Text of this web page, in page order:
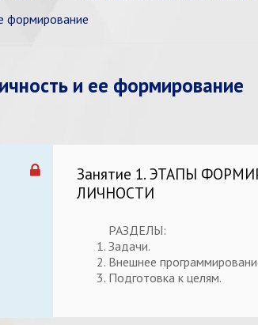
формирование
и ее формирование
Занятие 1. ЭТАПЫ
ЛИЧНОСТИ
РАЗДЕЛЫ:
Задачи.
Внешнее
Подготовка к целям.